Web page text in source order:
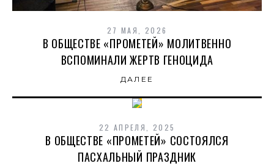
27 МАЯ, 2026
В ОБЩЕСТВЕ «ПРОМЕТЕЙ» МОЛИТВЕННО
ВСПОМИНАЛИ ЖЕРТВ ГЕНОЦИДА
ДАЛЕЕ
22 АПРЕЛЯ, 2025
В ОБЩЕСТВЕ «ПРОМЕТЕЙ» СОСТОЯЛСЯ
ПАСХАЛЬНЫЙ ПРАЗДНИК